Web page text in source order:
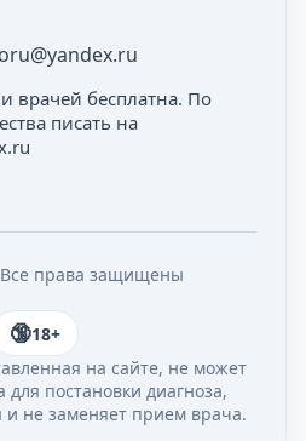
врачей бесплатна. По
писать на
права защищены
18+
на сайте, не может
для постановки диагноза,
не заменяет прием врача.